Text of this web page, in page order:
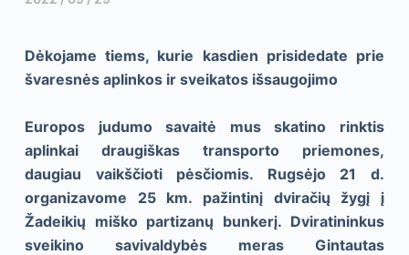
Dėkojame tiems, kurie kasdien prisidedate prie
švaresnės aplinkos ir sveikatos išsaugojimo
Europos judumo savaitė mus skatino rinktis
aplinkai draugiškas transporto priemones,
daugiau vaikščioti pėsčiomis. Rugsėjo 21 d.
organizavome 25 km. pažintinį dviračių žygį į
Žadeikių miško partizanų bunkerį. Dviratininkus
sveikino savivaldybės meras Gintautas